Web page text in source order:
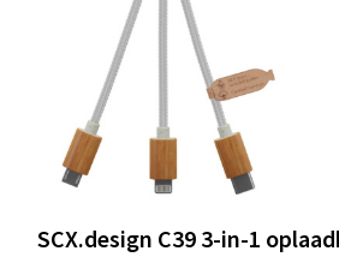
SCX.design C39 3-in-1